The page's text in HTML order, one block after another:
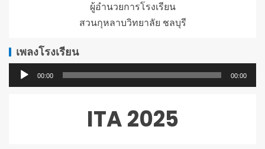
ผู้อำนวยการโรงเรียน
สวนกุหลาบวิทยาลัย ชลบุรี
เพลงโรงเรียน
ตัว
00:00 00:00
ITA 2025